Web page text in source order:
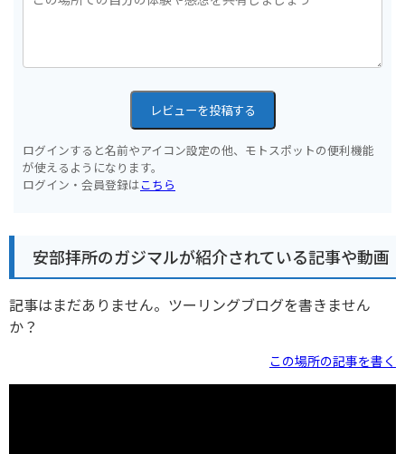
レビューを投稿する
ログインすると名前やアイコン設定の他、モトスポットの便利機能
が使えるようになります。
ログイン・会員登録はこちら
安部拝所のガジマルが紹介されている記事や動画
記事はまだありません。ツーリングブログを書きません
か？
この場所の記事を書く